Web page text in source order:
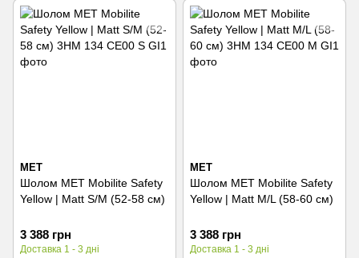
MET
Шолом MET Mobilite Safety
Yellow | Matt S/M (52-58 см)
3 388 грн
Доставка 1 - 3 дні
MET
Шолом MET Mobilite Safety
Yellow | Matt M/L (58-60 см)
3 388 грн
Доставка 1 - 3 дні